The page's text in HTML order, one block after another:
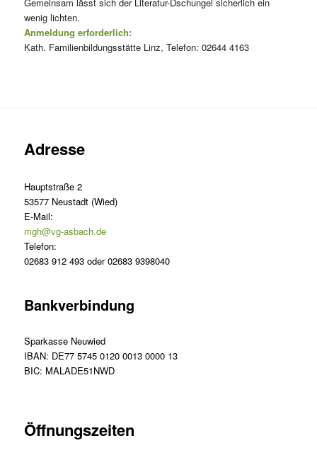
wenig lichten.
Anmeldung erforderlich:
Kath. Familienbildungsstätte Linz, Telefon: 02644 4163
Adresse
Hauptstraße 2
53577 Neustadt (Wied)
E-Mail:
mgh@vg-asbach.de
Telefon:
02683 912 493 oder 02683 9398040
Bankverbindung
Sparkasse Neuwied
IBAN: DE77 5745 0120 0013 0000 13
BIC: MALADE51NWD
Öffnungszeiten